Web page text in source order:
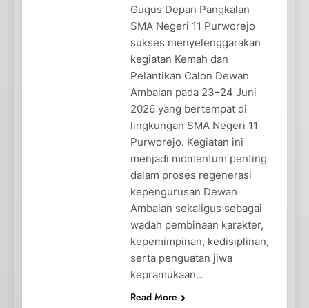
Gugus Depan Pangkalan
SMA Negeri 11 Purworejo
sukses menyelenggarakan
kegiatan Kemah dan
Pelantikan Calon Dewan
Ambalan pada 23–24 Juni
2026 yang bertempat di
lingkungan SMA Negeri 11
Purworejo. Kegiatan ini
menjadi momentum penting
dalam proses regenerasi
kepengurusan Dewan
Ambalan sekaligus sebagai
wadah pembinaan karakter,
kepemimpinan, kedisiplinan,
serta penguatan jiwa
kepramukaan…
Read More